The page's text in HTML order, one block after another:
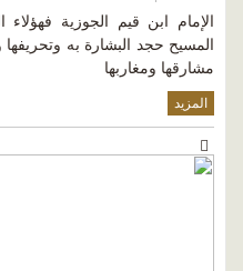
الإمام ابن قيم الجوزية فهؤلاء
المسيح حجد البشارة به
مشارقها ومغاربها
المزيد